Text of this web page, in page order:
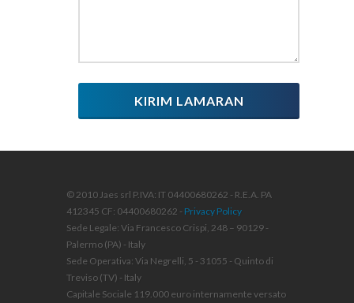
KIRIM LAMARAN
© 2010 Jaes srl P.IVA: IT 04400680262 - R.E.A. PA
412345 CF: 04400680262 - Privacy Policy
Sede Legale: Via Francesco Crispi, 248 – 90129 -
Palermo (PA) - Italy
Sede Operativa: Via Negrelli, 5 - 31055 - Quinto di
Treviso (TV) - Italy
Capitale Sociale 119.000 euro internamente versato